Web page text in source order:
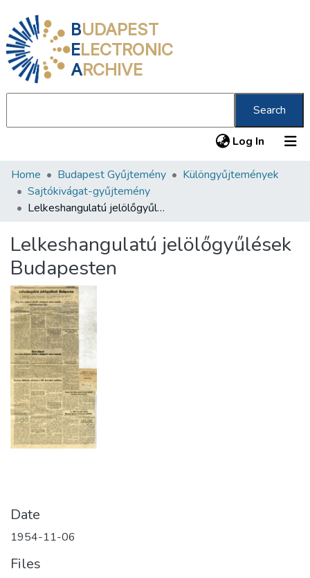
BUDAPEST
ELECTRONIC
ARCHIVE
Search
Log In (current)
Communities & Collections
All of DSpace
About us
Home Budapest Gyűjtemény
Különgyűjtemények
Sajtókivágat-gyűjtemény
Lelkeshangulatú jelölőgyűlések Budapesten
Lelkeshangulatú jelölőgyűlések
Budapesten
Date
1954-11-06
Files